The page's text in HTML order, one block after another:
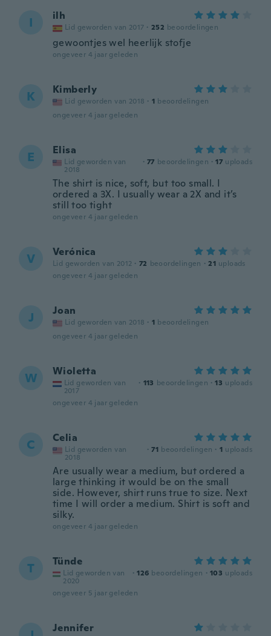
I ilh
Lid geworden van 2017 · 252 beoordelingen
gewoontjes wel heerlijk stofje
ongeveer 4 jaar geleden
K Kimberly
Lid geworden van 2018 · 1 beoordelingen
ongeveer 4 jaar geleden
E Elisa
Lid geworden van
2018
· 77 beoordelingen · 17 uploads
The shirt is nice, soft, but too small. I
ordered a 3X. I usually wear a 2X and it’s
still too tight
ongeveer 4 jaar geleden
V Verónica
Lid geworden van 2012 · 72 beoordelingen · 21 uploads
ongeveer 4 jaar geleden
J Joan
Lid geworden van 2018 · 1 beoordelingen
ongeveer 4 jaar geleden
W Wioletta
Lid geworden van
2017
· 113 beoordelingen · 13 uploads
ongeveer 4 jaar geleden
C Celia
Lid geworden van
2018
· 71 beoordelingen · 1 uploads
Are usually wear a medium, but ordered a
large thinking it would be on the small
side. However, shirt runs true to size. Next
time I will order a medium. Shirt is soft and
silky.
ongeveer 4 jaar geleden
T Tünde
Lid geworden van
2020
· 126 beoordelingen · 103 uploads
ongeveer 5 jaar geleden
Jennifer